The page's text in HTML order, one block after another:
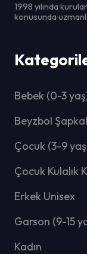
1998 yılında
konusunda
Bebek (0-3
Beyzbol
Çocuk (3-9
Çocuk Kulalık
Erkek Unisex
Garson (9-15
Kadın